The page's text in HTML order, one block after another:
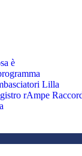
è
Lilla
rAmpe